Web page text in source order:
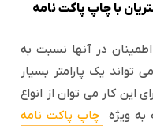
با چاپ پاکت نامه
در آنها نسبت به
تواند یک پارامتر بسیار
این کار می توان از انواع
به ویژه چاپ پاکت نامه